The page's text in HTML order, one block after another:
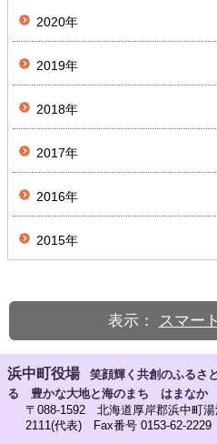
2020年
2019年
2018年
2017年
2016年
2015年
表示： スマー
浜中町役場
笑顔輝く共創のふる
る 豊かな大地と海のまち はまなか
〒088-1592 北海道厚岸郡浜中町
2111(代表) Fax番号 0153-62-2229